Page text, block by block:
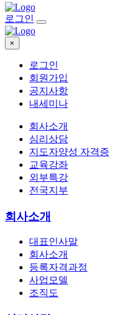
로그인
×
로그인
회원가입
공지사항
내세미나
회사소개
심리상담
지도자양성 자격증
교육강좌
외부특강
전국지부
회사소개
대표인사말
회사소개
등록자격과정
사업모델
조직도